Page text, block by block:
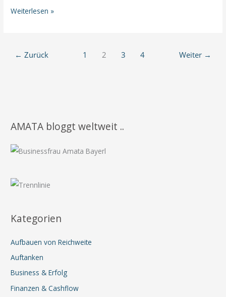
“Next
besonderer
Weiterlesen »
← Zurück 1 2 3 4 Weiter →
AMATA bloggt weltweit ..
Kategorien
Aufbauen von Reichweite
Auftanken
Business & Erfolg
Finanzen & Cashflow